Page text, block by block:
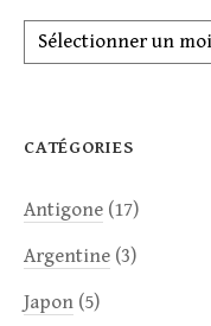
Archives
CATÉGORIES
Antigone (17)
Argentine (3)
Japon (5)